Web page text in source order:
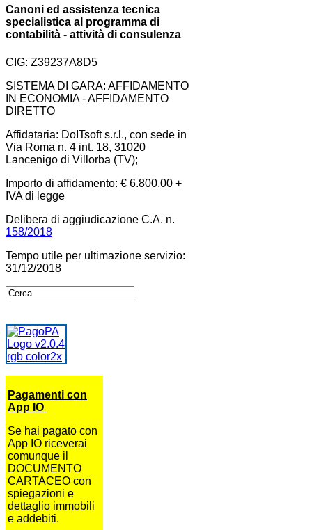
Canoni ed assistenza tecnica
specialistica al programma di
contabilità - attività di consulenza
CIG: Z39237A8D5
SISTEMA DI GARA: AFFIDAMENTO
IN ECONOMIA - AFFIDAMENTO
DIRETTO
Affidataria: DoITsoft s.r.l., con sede in
Via Roma n. 4 int. 18, 31020
Lancenigo di Villorba (TV);
Importo di affidamento: € 6.800,00 +
IVA di legge
Delibera di aggiudicazione C.A. n.
158/2018
Tempo utile per ultimazione servizio:
31/12/2018
Pagamenti con
App IO
Se hai pagato con
App IO riceverai
comunque il
DOCUMENTO
CARTACEO con
spiegazioni e
dettaglio immobili
e addebiti.